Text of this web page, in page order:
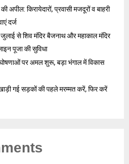
किरायेदारों, प्रवासी मजदूरों व बाहरी
दर्ज
से शिव मंदिर बैजनाथ और महाकाल मंदिर
पूजा की सुविधा
पर अमल शुरू, बड़ा भंगाल में विकास
गई सड़कों की पहले मरम्मत करें, फिर करें